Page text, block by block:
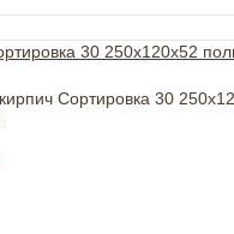
Сортировка 30